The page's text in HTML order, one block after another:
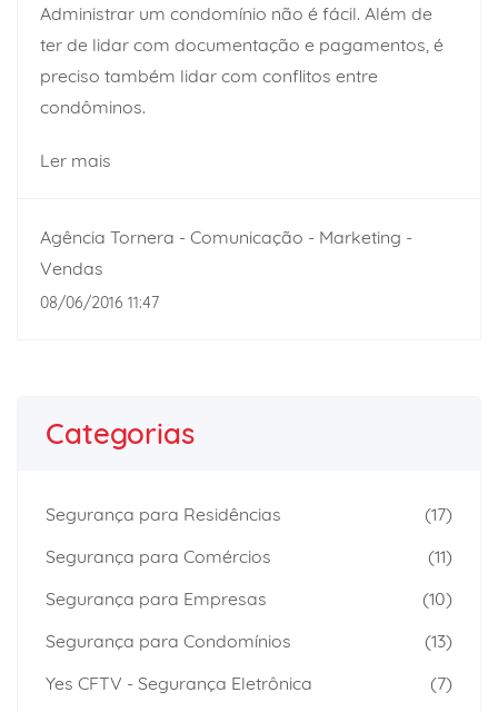
Administrar um condomínio não é fácil. Além de
ter de lidar com documentação e pagamentos, é
preciso também lidar com conflitos entre
condôminos.
Ler mais
Agência Tornera - Comunicação - Marketing -
Vendas
08/06/2016 11:47
Categorias
Segurança para Residências
(17)
Segurança para Comércios
(11)
Segurança para Empresas
(10)
Segurança para Condomínios
(13)
Yes CFTV - Segurança Eletrônica
(7)